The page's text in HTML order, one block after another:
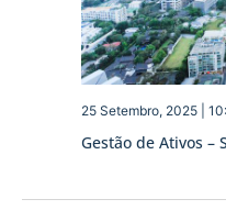
Gestão de Ativos –
25 Setembro, 2025 |